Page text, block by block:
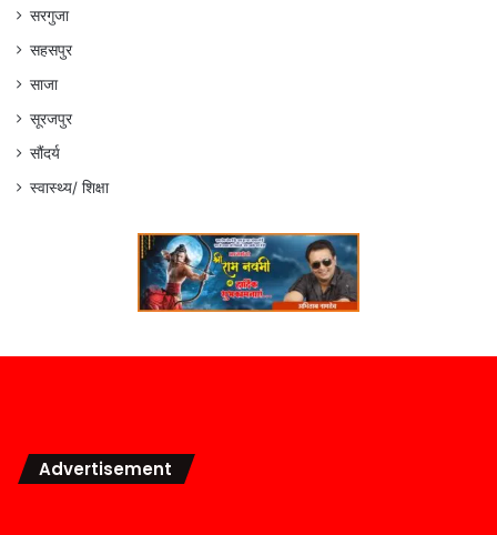
सरगुजा
सहसपुर
साजा
सूरजपुर
सौंदर्य
स्वास्थ्य/ शिक्षा
Advertisement